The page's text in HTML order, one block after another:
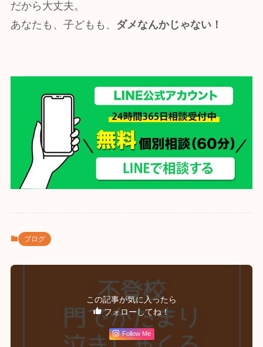
だから大丈夫。
あなたも、子どもも、 ダメなんかじゃない！
ブログ
この記事が気に入ったら
フォローしてね！
Follow Me